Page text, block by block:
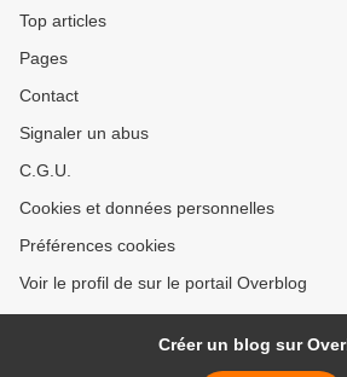
Top articles
Pages
Contact
Signaler un abus
C.G.U.
Cookies et données personnelles
Préférences cookies
Voir le profil de sur le portail Overblog
Créer un blog sur